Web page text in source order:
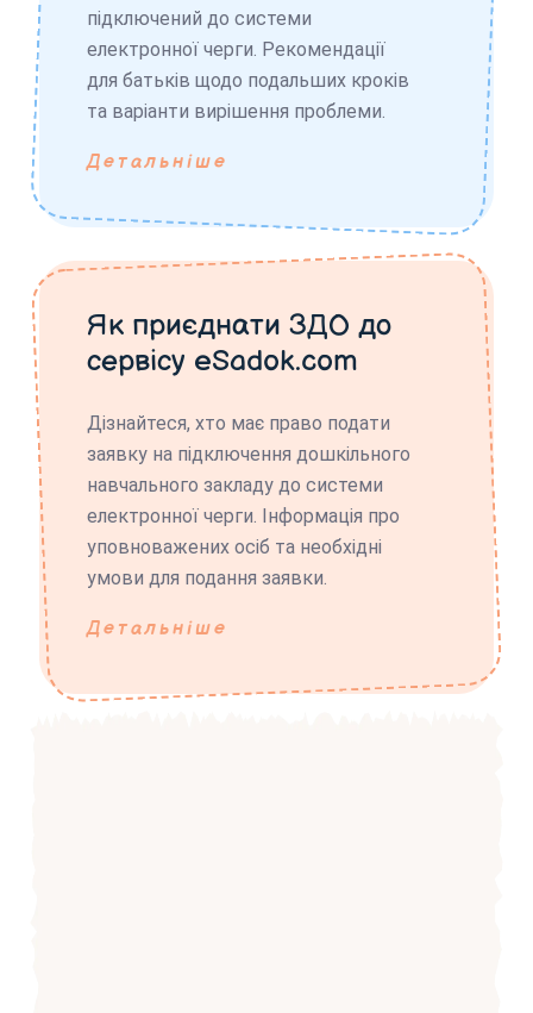
підключений до системи
електронної черги. Рекомендації
для батьків щодо подальших кроків
та варіанти вирішення проблеми.
Детальніше
Як приєднати ЗДО до
сервісу eSadok.com
Дізнайтеся, хто має право подати
заявку на підключення дошкільного
навчального закладу до системи
електронної черги. Інформація про
уповноважених осіб та необхідні
умови для подання заявки.
Детальніше